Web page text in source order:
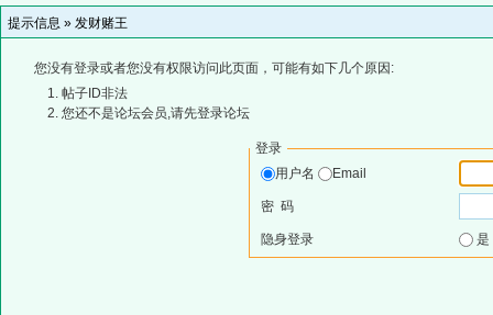
提示信息 » 发财赌王
您没有登录或者您没有权限访问此页面，可能有如下几个原因:
帖子ID非法
您还不是论坛会员,请先登录论坛
登录
用户名
Email
密 码
隐身登录